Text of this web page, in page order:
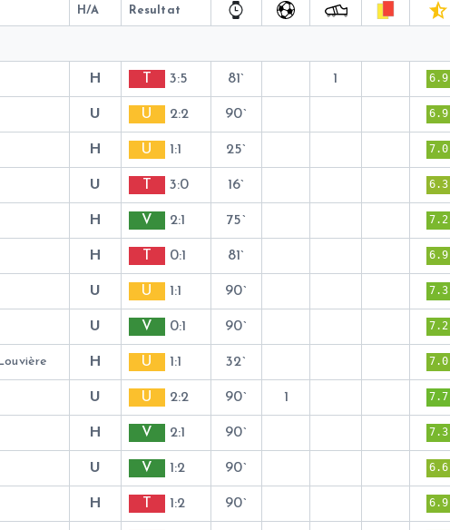
H/A Resultat
H T 3:5 81` 1 6.9
U U 2:2 90` 6.9
H U 1:1 25` 7.0
U T 3:0 16` 6.3
H V 2:1 75` 7.2
H T 0:1 81` 6.9
U U 1:1 90` 7.3
U V 0:1 90` 7.2
H U 1:1 32` 7.0
U U 2:2 90` 1 7.7
H V 2:1 90` 7.3
U V 1:2 90` 6.6
H T 1:2 90` 6.9